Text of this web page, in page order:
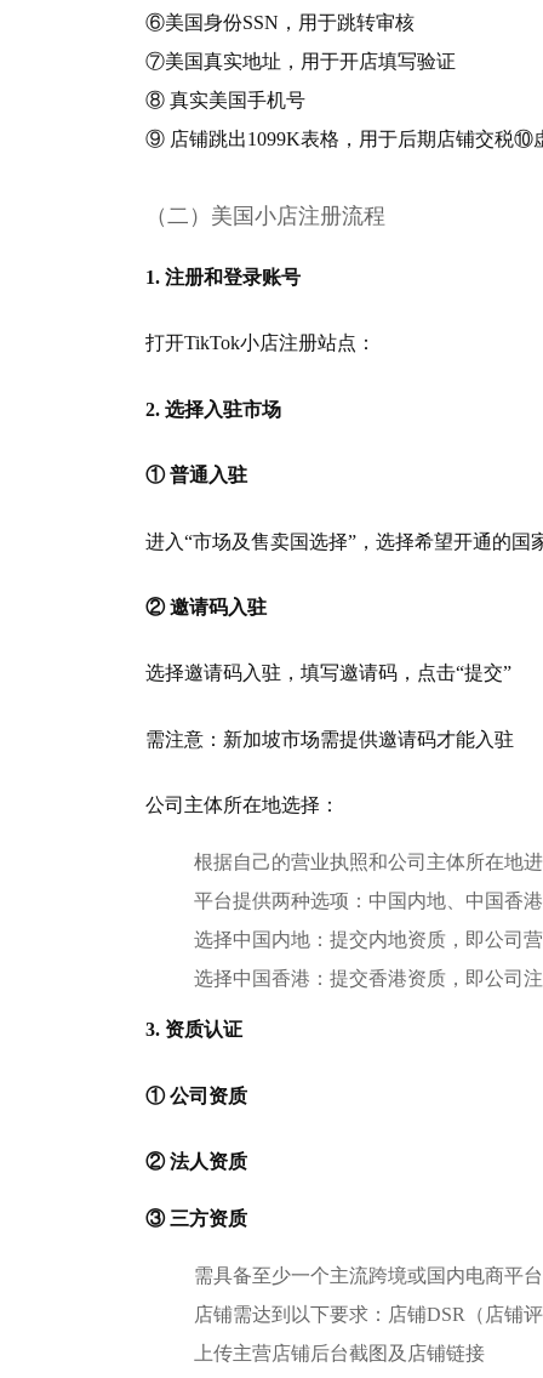
⑥美国身份SSN，用于跳转审核
⑦美国真实地址，用于开店填写验证
⑧ 真实美国手机号
⑨ 店铺跳出1099K表格，用于后期店铺交税⑩
（二）美国小店注册流程
1. 注册和登录账号
打开TikTok小店注册站点：
2. 选择入驻市场
① 普通入驻
进入“市场及售卖国选择”，选择希望开通的国
② 邀请码入驻
选择邀请码入驻，填写邀请码，点击“提交”
需注意：新加坡市场需提供邀请码才能入驻
公司主体所在地选择：
根据自己的营业执照和公司主体所在地
平台提供两种选项：中国内地、中国香港
选择中国内地：提交内地资质，即公司
选择中国香港：提交香港资质，即公司
3. 资质认证
① 公司资质
② 法人资质
③ 三方资质
需具备至少一个主流跨境或国内电商平
店铺需达到以下要求：店铺DSR（店铺
上传主营店铺后台截图及店铺链接